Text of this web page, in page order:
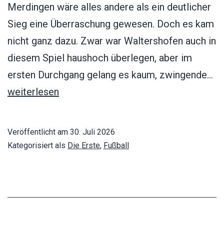
Merdingen wäre alles andere als ein deutlicher
Sieg eine Überraschung gewesen. Doch es kam
nicht ganz dazu. Zwar war Waltershofen auch in
diesem Spiel haushoch überlegen, aber im
ersten Durchgang gelang es kaum, zwingende…
weiterlesen
Veröffentlicht am 30. Juli 2026
Kategorisiert als Die Erste, Fußball